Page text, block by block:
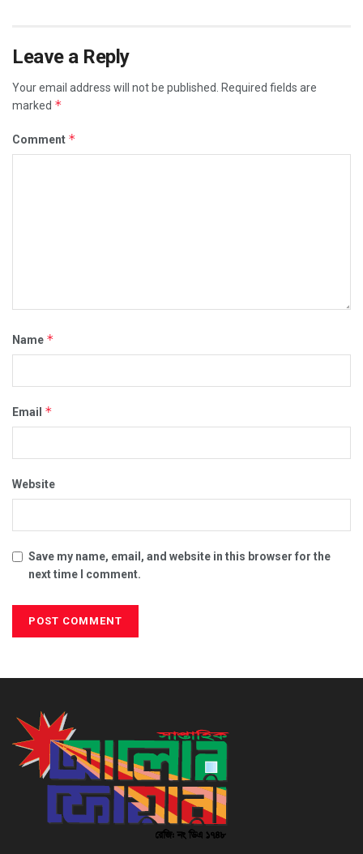
Leave a Reply
Your email address will not be published.
Required fields are
marked *
Comment *
Name *
Email *
Website
Save my name, email, and website in this browser for the
next time I comment.